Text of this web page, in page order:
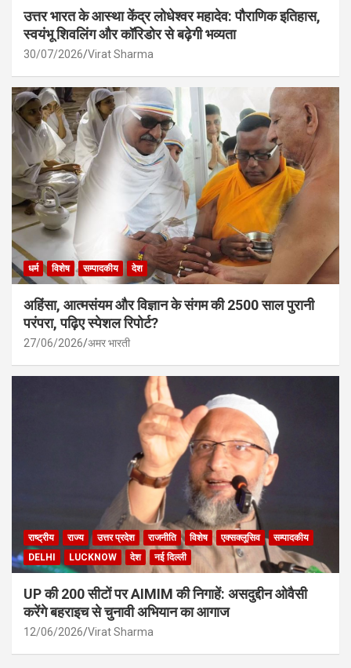
उत्तर भारत के आस्था केंद्र लोधेश्वर महादेव: पौराणिक इतिहास,
स्वयंभू शिवलिंग और कॉरिडोर से बढ़ेगी भव्यता
30/07/2026 Virat Sharma
धर्म विशेष सम्पादकीय देश
अहिंसा, आत्मसंयम और विज्ञान के संगम की 2500 साल पुरानी
परंपरा, पढ़िए स्पेशल रिपोर्ट?
27/06/2026 अमर भारती
राष्ट्रीय राज्य उत्तर प्रदेश राजनीति विशेष एक्सक्लूसिव
सम्पादकीय
DELHI
LUCKNOW देश नई दिल्ली
UP की 200 सीटों पर AIMIM की निगाहें: असदुद्दीन ओवैसी
करेंगे बहराइच से चुनावी अभियान का आगाज
12/06/2026 Virat Sharma